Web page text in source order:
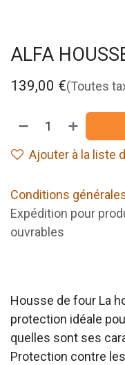
ALFA
139,00 €(Toutes
Ajouter à la liste
Conditions
Expédition pour
ouvrables
Housse de four La
protection idéale
quelles sont ses
Protection contre